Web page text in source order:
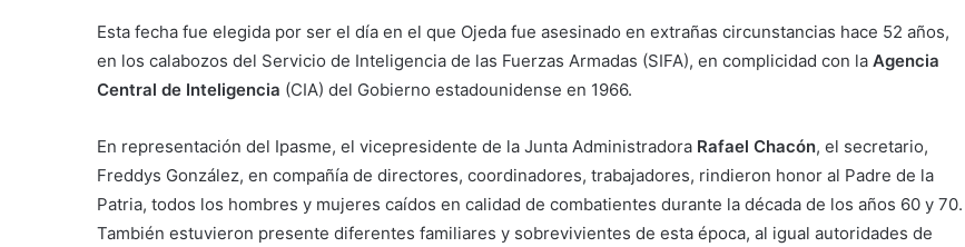
Esta fecha fue elegida por ser el día en el que Ojeda fue asesinado en extrañas circunstancias hace 52 años,
en los calabozos del Servicio de Inteligencia de las Fuerzas Armadas (SIFA), en complicidad con la Agencia
Central de Inteligencia (CIA) del Gobierno estadounidense en 1966.
En representación del Ipasme, el vicepresidente de la Junta Administradora Rafael Chacón, el secretario,
Freddys González, en compañía de directores, coordinadores, trabajadores, rindieron honor al Padre de la
Patria, todos los hombres y mujeres caídos en calidad de combatientes durante la década de los años 60 y 70.
También estuvieron presente diferentes familiares y sobrevivientes de esta época, al igual autoridades de